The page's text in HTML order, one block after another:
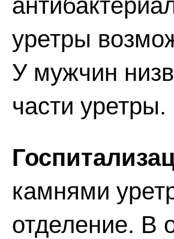
уретры
У мужчин
части уретры.
камнями
отделение. В